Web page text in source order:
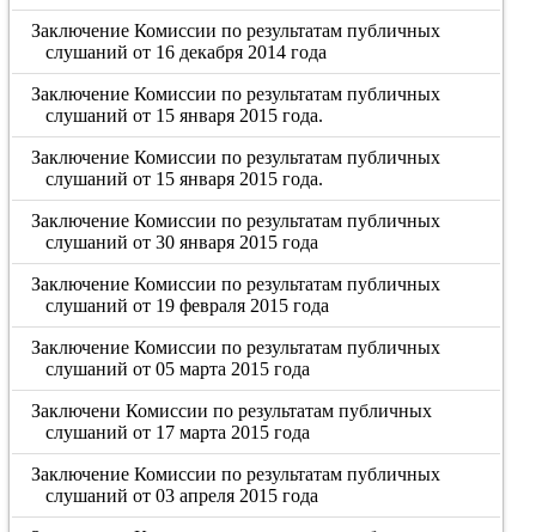
Заключение Комиссии по результатам публичных
слушаний от 16 декабря 2014 года
Заключение Комиссии по результатам публичных
слушаний от 15 января 2015 года.
Заключение Комиссии по результатам публичных
слушаний от 15 января 2015 года.
Заключение Комиссии по результатам публичных
слушаний от 30 января 2015 года
Заключение Комиссии по результатам публичных
слушаний от 19 февраля 2015 года
Заключение Комиссии по результатам публичных
слушаний от 05 марта 2015 года
Заключени Комиссии по результатам публичных
слушаний от 17 марта 2015 года
Заключение Комиссии по результатам публичных
слушаний от 03 апреля 2015 года